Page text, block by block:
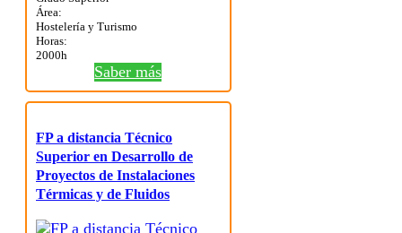
Área:
Hostelería y Turismo
Horas:
2000h
Saber más
FP a distancia Técnico
Superior en Desarrollo de
Proyectos de Instalaciones
Térmicas y de Fluidos